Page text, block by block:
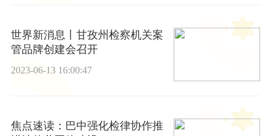
世界新消息丨甘孜州检察机关案
管品牌创建会召开
2023-06-13 16:00:47
焦点速读：巴中强化检律协作推